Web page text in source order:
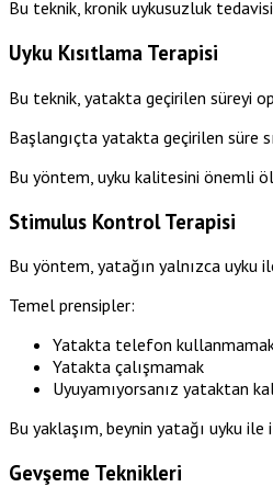
Bu teknik, kronik uykusuzluk
Uyku Kısıtlama Terapisi
Bu teknik, yatakta geçirilen süreyi
Başlangıçta yatakta geçirilen süre
Bu yöntem, uyku kalitesini önemli
Stimulus Kontrol Terapisi
Bu yöntem, yatağın yalnızca uyku
Temel prensipler:
Yatakta telefon
Yatakta çalışmamak
Uyuyamıyorsanız yataktan
Bu yaklaşım, beynin yatağı uyku
Gevşeme Teknikleri